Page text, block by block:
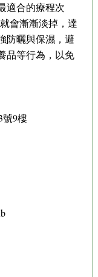
適合的療程次
會漸漸淡掉，達
防曬與保濕，避
品等行為，以免
號9樓